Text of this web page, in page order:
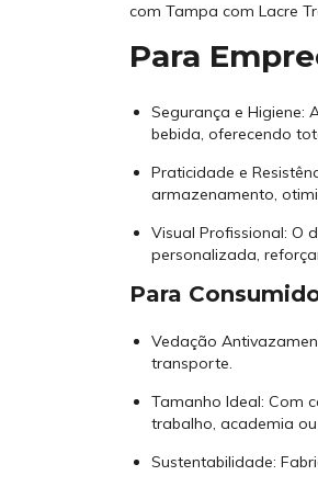
com Tampa com Lacre
Para
Segurança e Higiene:
bebida, oferecendo
Praticidade e
armazenamento,
Visual Profissional: O
personalizada,
Para
Vedação
transporte.
Tamanho Ideal: Com
trabalho, academia
Sustentabilidade: